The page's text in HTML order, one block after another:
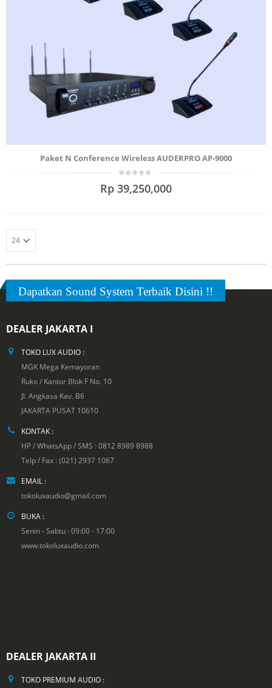
Paket N Conference Wireless AUDERPRO AP-9000
out
Rp 39,250,000
Dapatkan Sound System Terbaik Disini !!
DEALER JAKARTA I
TOKO LUX AUDIO :
MGK Mega Kemayoran
Ruko / Kantor Blok F No. 10
Jl. Angkasa Kav. B6
JAKARTA PUSAT 10610
KONTAK :
HP / WhatsApp / SMS : 0812 8989 8988
Telp / Fax : (021) 2937 1067
EMAIL :
tokoluxaudio@gmail.com
BUKA :
Senin - Sabtu : 09:00 - 17:00
www.tokoluxaudio.com
DEALER JAKARTA II
TOKO PREMIUM AUDIO :